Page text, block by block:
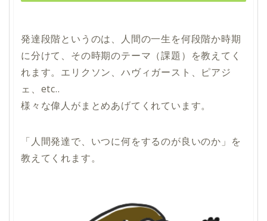
発達段階というのは、人間の一生を何段階か時期
に分けて、その時期のテーマ（課題）を教えてく
れます。エリクソン、ハヴィガースト、ピアジ
ェ、etc..
様々な偉人がまとめあげてくれています。
「人間発達で、いつに何をするのが良いのか」を
教えてくれます。